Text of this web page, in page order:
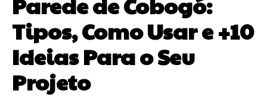
Tipos, Como Usar e +10
Ideias Para o Seu
Projeto